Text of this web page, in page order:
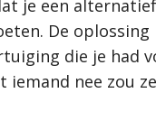
je een
De oplossing
die je had
iemand nee zou